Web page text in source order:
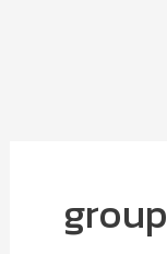
group